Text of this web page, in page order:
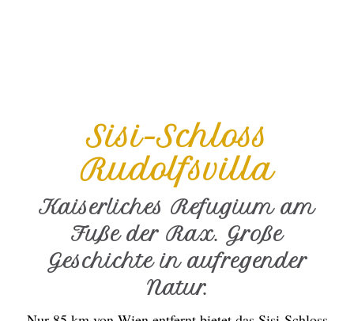
Sisi-Schloss
Rudolfsvilla
Kaiserliches Refugium am
Fuße der Rax. Große
Geschichte in aufregender
Natur.